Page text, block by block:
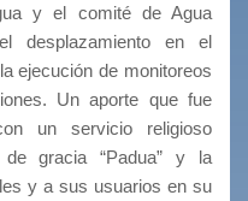
y el comité de Agua
desplazamiento en el
ejecución de monitoreos
Un aporte que fue
un servicio religioso
gracia “Padua” y la
y a sus usuarios en su